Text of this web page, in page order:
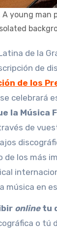
A young man
de
de los
celebrará
la Música
de
de los más
música en
onlinetu
o tú